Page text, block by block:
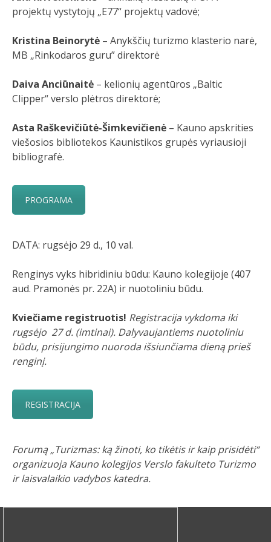
projektų vystytojų „E77“ projektų vadovė;
Kristina Beinorytė – Anykščių turizmo klasterio narė,
MB „Rinkodaros guru” direktorė
Daiva Anciūnaitė – kelionių agentūros „Baltic
Clipper“ verslo plėtros direktorė;
Asta Raškevičiūtė-Šimkevičienė – Kauno apskrities
viešosios bibliotekos Kaunistikos grupės vyriausioji
bibliografė.
PROGRAMA
DATA: rugsėjo 29 d., 10 val.
Renginys vyks hibridiniu būdu: Kauno kolegijoje (407
aud. Pramonės pr. 22A) ir nuotoliniu būdu.
Kviečiame registruotis! Registracija vykdoma iki
rugsėjo 27 d. (imtinai). Dalyvaujantiems nuotoliniu
būdu, prisijungimo nuoroda išsiunčiama dieną prieš
renginį.
REGISTRACIJA
Forumą „Turizmas: ką žinoti, ko tikėtis ir kaip prisidėti“
organizuoja Kauno kolegijos Verslo fakulteto Turizmo
ir laisvalaikio vadybos katedra.